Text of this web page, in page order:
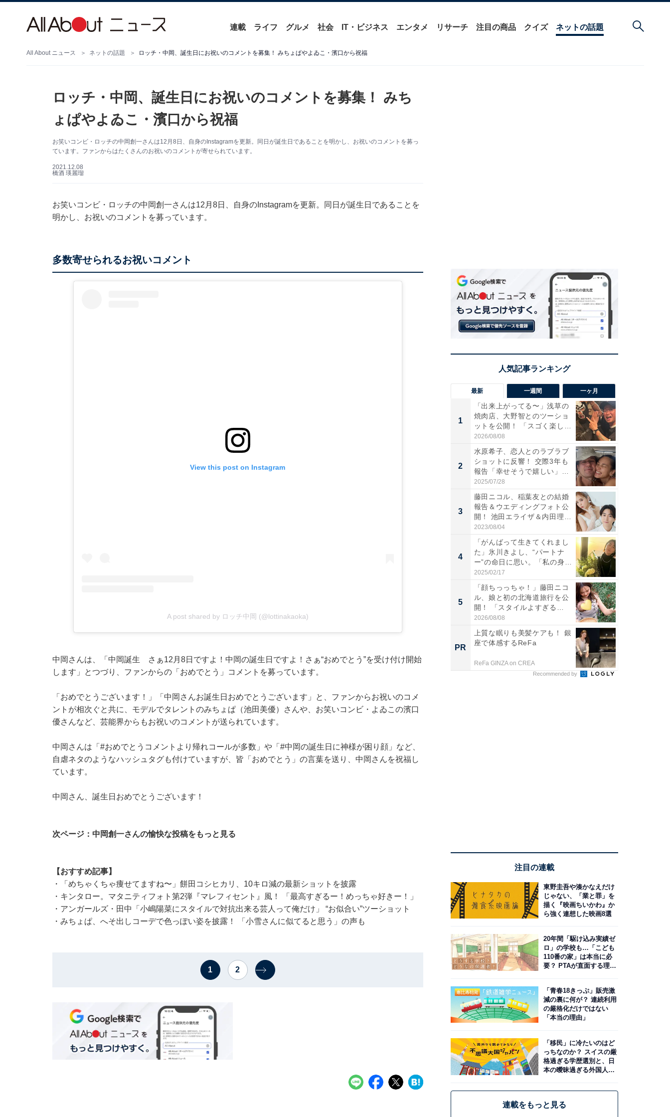
連載 ライフ グルメ 社会 IT・ビジネス エンタメ リサーチ 注目の商品 クイズ ネットの話題
All About ニュース ネットの話題 ロッチ・中岡、誕生日にお祝いのコメントを募集！ みちょぱやよゐこ・濱口から祝福
ロッチ・中岡、誕生日にお祝いのコメントを募集！ みち
ょぱやよゐこ・濱口から祝福
お笑いコンビ・ロッチの中岡創一さんは12月8日、自身のInstagramを更新。同日が誕生日であることを明かし、お祝いのコメントを募っ
ています。ファンからはたくさんのお祝いのコメントが寄せられています。
2021.12.08
橋酒 瑛麗瑠
お笑いコンビ・ロッチの中岡創一さんは12月8日、自身のInstagramを更新。同日が誕生日であることを
明かし、お祝いのコメントを募っています。
多数寄せられるお祝いコメント
View this post on Instagram
A post shared by ロッチ中岡 (@lottinakaoka)
中岡さんは、「中岡誕生 さぁ12月8日ですよ！中岡の誕生日ですよ！さぁ“おめでとう”を受け付け開始
します」とつづり、ファンからの「おめでとう」コメントを募っています。
「おめでとうございます！」「中岡さんお誕生日おめでとうございます」と、ファンからお祝いのコメ
ントが相次ぐと共に、モデルでタレントのみちょぱ（池田美優）さんや、お笑いコンビ・よゐこの濱口
優さんなど、芸能界からもお祝いのコメントが送られています。
中岡さんは「#おめでとうコメントより帰れコールが多数」や「#中岡の誕生日に神様が困り顔」など、
自虐ネタのようなハッシュタグも付けていますが、皆「おめでとう」の言葉を送り、中岡さんを祝福し
ています。
中岡さん、誕生日おめでとうございます！
次ページ：中岡創一さんの愉快な投稿をもっと見る
【おすすめ記事】
・
「めちゃくちゃ痩せてますね〜」餅田コシヒカリ、10キロ減の最新ショットを披露
・ キンタロー。マタニティフォト第2弾『マレフィセント』風！ 「最高すぎるー！めっちゃ好きー！」
・ アンガールズ・田中「小嶋陽菜にスタイルで対抗出来る芸人って俺だけ」 “お似合い”ツーショット
・ みちょぱ、へそ出しコーデで色っぽい姿を披露！ 「小雪さんに似てると思う」の声も
1 2
最新 一週間 一ヶ月
1
「出来上がってる〜」浅草の
焼肉店、大野智とのツーショ
ットを公開！ 「スゴく楽し
そ...
2026/08/08
2
水原希子、恋人とのラブラブ
ショットに反響！ 交際3年も
報告「幸せそうで嬉しい」
「...
2025/07/28
3
藤田ニコル、稲葉友との結婚
報告＆ウエディングフォト公
開！ 池田エライザ＆内田理
央...
2023/08/04
4
「がんばって生きてくれまし
た」氷川きよし、“パートナ
ー”の命日に思い。「私の身
体...
2025/02/17
5
「顔ちっっちゃ！」藤田ニコ
ル、娘と初の北海道旅行を公
開！ 「スタイルよすぎる
よ〜...
2026/08/08
PR
上質な眠りも美髪ケアも！ 銀
座で体感するReFa
ReFa GINZA on CREA
Recommended by
注目の連載
東野圭吾や湊かなえだけ
じゃない、「業と罪」を
描く『映画ちいかわ』か
ら強く連想した映画8選
20年間「駆け込み実績ゼ
ロ」の学校も…「こども
110番の家」は本当に必
要？ PTAが直面する理想
「青春18きっぷ」販売激
減の裏に何が？ 連続利用
の厳格化だけではない
「本当の理由」
「移民」に冷たいのはど
っちなのか？ スイスの厳
格過ぎる学歴選別と、日
本の曖昧過ぎる外国人政
連載をもっと見る